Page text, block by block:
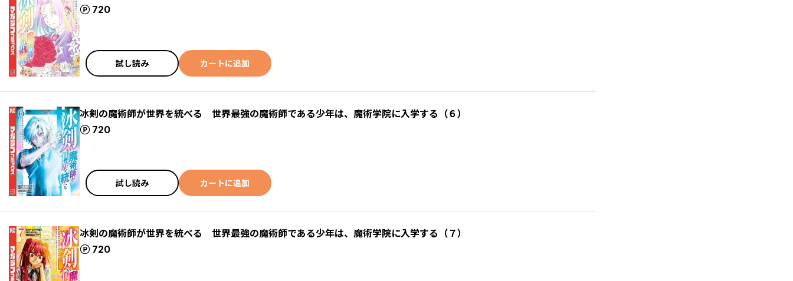
720
ポイント
試し読み カートに追加
冰剣の魔術師が世界を統べる 世界最強の魔術師である少年は、魔術学院に入学する（６）
720
ポイント
試し読み カートに追加
冰剣の魔術師が世界を統べる 世界最強の魔術師である少年は、魔術学院に入学する（７）
720
ポイント